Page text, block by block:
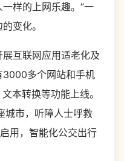
样的上网乐趣。”一
变化。
互联网应用适老化及
3000多个网站和手机
本转换等功能上线。
城市，听障人士呼救
用，智能化公交出行